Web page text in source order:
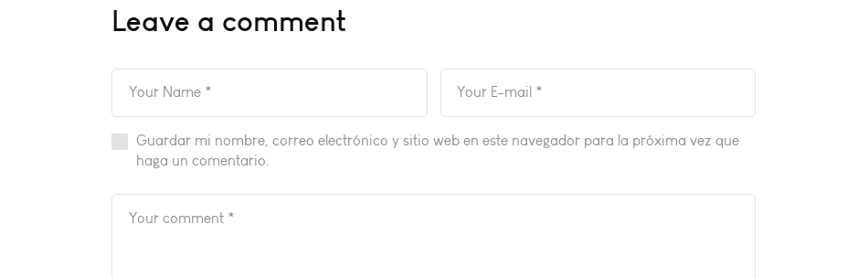
Leave a comment
Guardar mi nombre, correo electrónico y sitio web en este navegador para la próxima vez que
haga un comentario.